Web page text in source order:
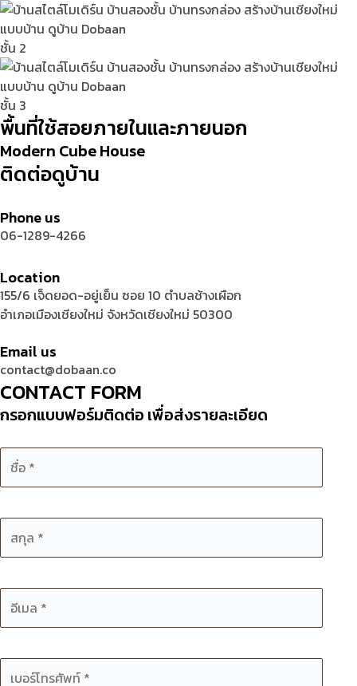
ชั้น 2
ชั้น 3
พื้นที่ใช้สอยภายในและภายนอก
Modern Cube House
ติดต่อดูบ้าน
Phone us
06-1289-4266
Location
155/6 เจ็ดยอด-อยู่เย็น ซอย 10 ตำบลช้างเผือก
อำเภอเมืองเชียงใหม่ จังหวัดเชียงใหม่ 50300
Email us
contact@dobaan.co
CONTACT FORM
กรอกแบบฟอร์มติดต่อ เพื่อส่งรายละเอียด